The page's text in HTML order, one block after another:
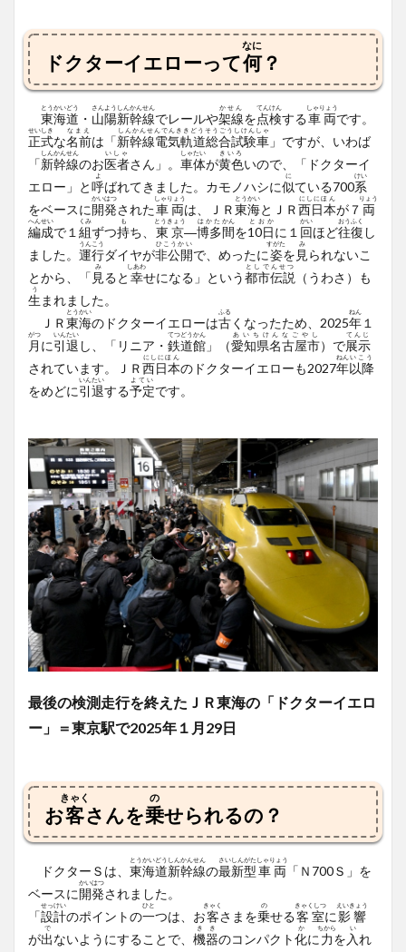
ドクターイエローって何
なに
？
東海道
とうかいどう
・ 山陽新幹線
さんようしんかんせん
でレールや架線
かせん
を点検
てんけん
する車両
しゃりょう
です。
正式
せいしき
な名前
なまえ
は「新幹線電気軌道総合試験車
しんかんせんでんききどうそうごうしけんしゃ
」ですが、いわば
「新幹線
しんかんせん
のお医者
いしゃ
さん」。 車体
しゃたい
が黄色
きいろ
いので、「ドクターイ
エロー」と呼
よ
ばれてきました。カモノハシに似
に
ている700系
けい
をベースに開発
かいはつ
された車両
しゃりょう
は、ＪＲ東海
とうかい
とＪＲ西日本
にしにほん
が７ 両
りょう
編成
へんせい
で１ 組
くみ
ずつ持
も
ち、 東京
とうきょう
―博多
はかた
間
かん
を10日
とおか
に１ 回
かい
ほど往復
おうふく
し
ました。 運行
うんこう
ダイヤが非公開
ひこうかい
で、めったに姿
すがた
を 見
み
られないこ
とから、「 見
み
ると 幸
しあわ
せになる」という都市伝説
としでんせつ
（うわさ）も
生
う
まれました。
ＪＲ東海
とうかい
のドクターイエローは古
ふる
くなったため、2025年
ねん
１
月
がつ
に引退
いんたい
し、「リニア・ 鉄道館
てつどうかん
」（愛知県名古屋市
あいちけんなごやし
）で展示
てんじ
されています。ＪＲ西日本
にしにほん
のドクターイエローも2027年
ねん
以降
いこう
をめどに引退
いんたい
する予定
よてい
です。
最後の検測走行を終えたＪＲ東海の「ドクターイエロ
ー」＝東京駅で2025年１月29日
お客
きゃく
さんを乗
の
せられるの？
ドクターＳは、 東海道新幹線
とうかいどうしんかんせん
の最新
さいしん
型
がた
車両
しゃりょう
「Ｎ700Ｓ」を
ベースに開発
かいはつ
されました。
「設計
せっけい
のポイントの一
ひと
つは、お客
きゃく
さまを乗
の
せる客室
きゃくしつ
に影響
えいきょう
が出
で
ないようにすることで、 機器
きき
のコンパクト化
か
に 力
ちから
を 入
い
れ